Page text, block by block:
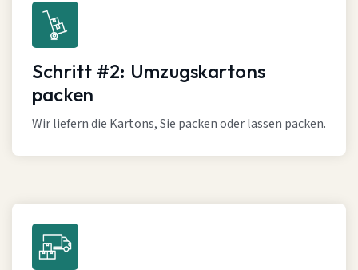
Schritt #2: Umzugskartons
packen
Wir liefern die Kartons, Sie packen oder lassen packen.